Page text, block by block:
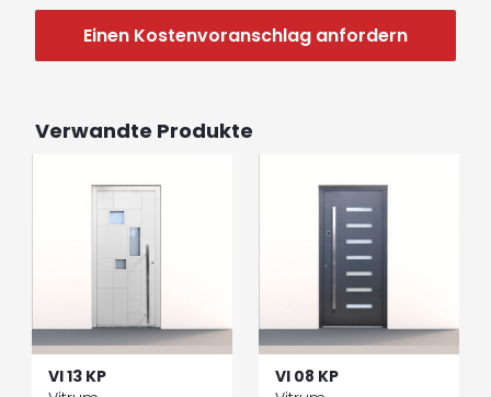
Einen Kostenvoranschlag anfordern
Verwandte Produkte
VI 13 KP
VI 08 KP